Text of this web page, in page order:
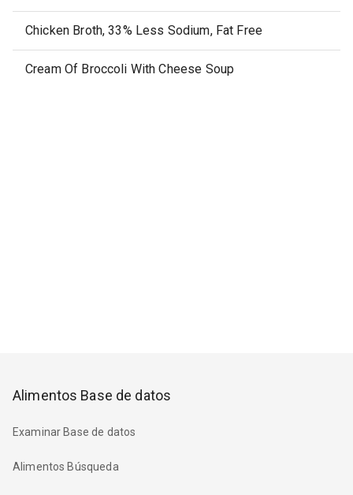
Chicken Broth, 33% Less Sodium, Fat Free
Cream Of Broccoli With Cheese Soup
Alimentos Base de datos
Examinar Base de datos
Alimentos Búsqueda